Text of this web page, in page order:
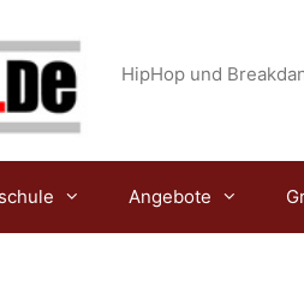
HipHop und
Angebote